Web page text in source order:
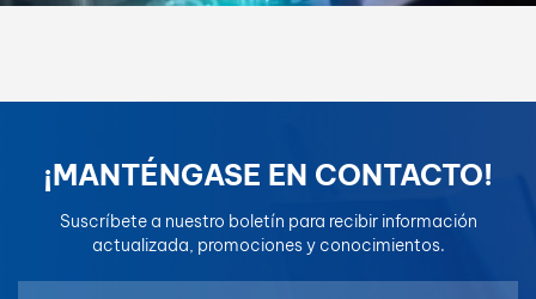
Français
Español
Português
日本語
¡MANTÉNGASE EN CONTACTO!
Suscríbete a nuestro boletín para recibir información
actualizada, promociones y conocimientos.